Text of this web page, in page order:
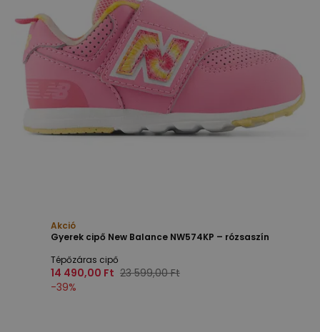
Akció
Gyerek cipő New Balance NW574KP – rózsaszín
Tépőzáras cipő
14 490,00 Ft 23 599,00 Ft
-39%